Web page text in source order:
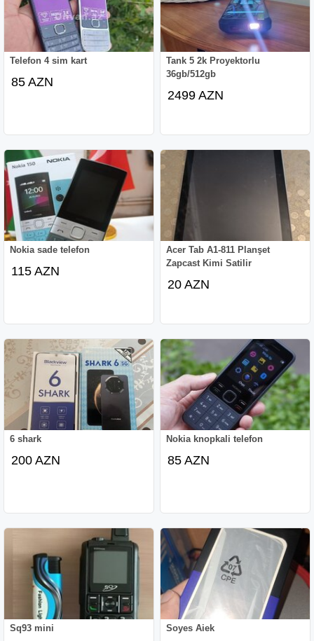
Telefon 4 sim kart
85 AZN
Tank 5 2k Proyektorlu
36gb/512gb
2499 AZN
Nokia sade telefon
115 AZN
Acer Tab A1-811 Planşet
Zapcast Kimi Satilir
20 AZN
6 shark
200 AZN
Nokia knopkali telefon
85 AZN
Sq93 mini Soyes Aiek